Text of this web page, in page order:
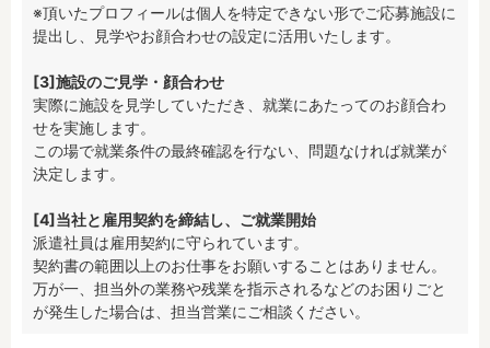
※頂いたプロフィールは個人を特定できない形でご応募施設に
提出し、見学やお顔合わせの設定に活用いたします。
[3]施設のご見学・顔合わせ
実際に施設を見学していただき、就業にあたってのお顔合わ
せを実施します。
この場で就業条件の最終確認を行ない、問題なければ就業が
決定します。
[4]当社と雇用契約を締結し、ご就業開始
派遣社員は雇用契約に守られています。
契約書の範囲以上のお仕事をお願いすることはありません。
万が一、担当外の業務や残業を指示されるなどのお困りごと
が発生した場合は、担当営業にご相談ください。